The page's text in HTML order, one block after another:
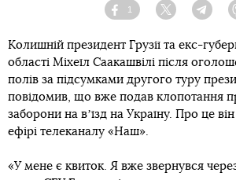
Facebook
1
Twitter
Колишній президент Грузії та екс-
області Міхеїл Саакашвілі після
полів за підсумками другого туру
повідомив, що вже подав клопотання
заборони на вʼїзд на Україну. Про це
ефірі телеканалу «Наш».
«У мене є квиток. Я вже звернувся